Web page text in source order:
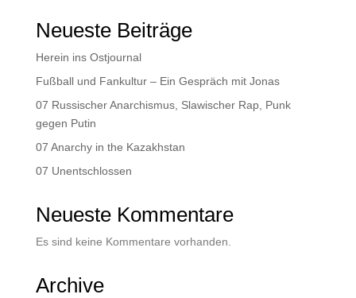
Neueste Beiträge
Herein ins Ostjournal
Fußball und Fankultur – Ein Gespräch mit Jonas
07 Russischer Anarchismus, Slawischer Rap, Punk
gegen Putin
07 Anarchy in the Kazakhstan
07 Unentschlossen
Neueste Kommentare
Es sind keine Kommentare vorhanden.
Archive